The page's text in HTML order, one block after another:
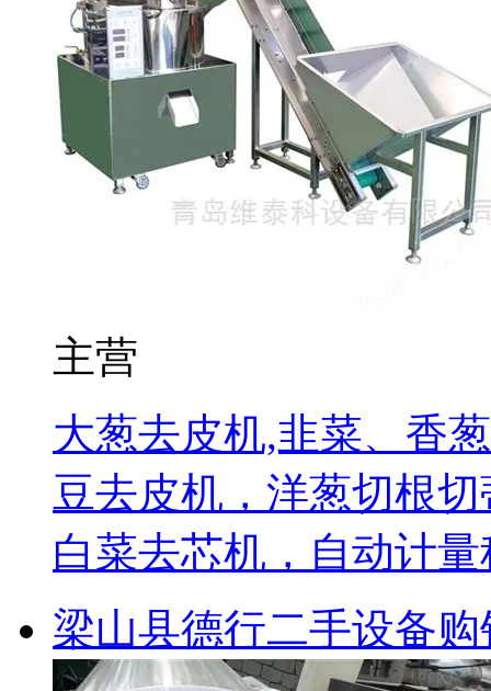
主营
大葱去皮机,韭菜、香
豆去皮机，洋葱切根
白菜去芯机，自动计
梁山县德行二手设备购